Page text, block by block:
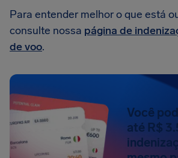
Para entender melhor o que está
consulte nossa página de
de voo.
Você
até R$